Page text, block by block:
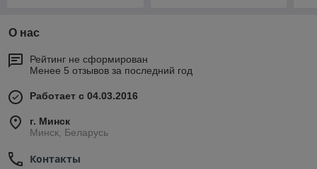
О нас
Рейтинг не сформирован
Менее 5 отзывов за последний год
Работает с 04.03.2016
г. Минск
Минск, Беларусь
Контакты